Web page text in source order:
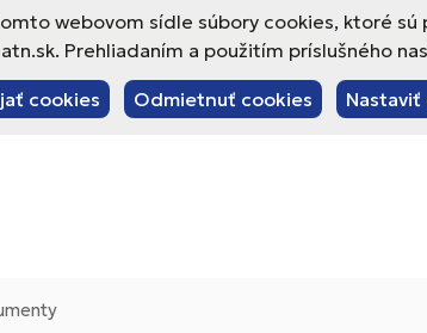
webovom sídle súbory cookies, ktoré
Prehliadaním a použitím príslušného
cookies Odmietnuť cookies Nastaviť